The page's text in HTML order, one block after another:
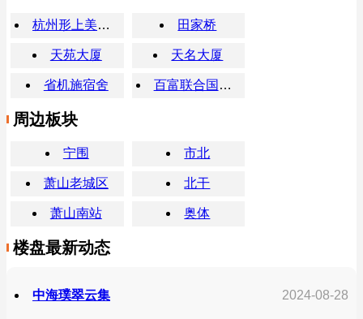
杭州形上美术培训学校 田家桥
天苑大厦 天名大厦
省机施宿舍 百富联合国际奥体之星
周边板块
宁围 市北
萧山老城区 北干
萧山南站 奥体
楼盘最新动态
中海璞翠云集 2024-08-28